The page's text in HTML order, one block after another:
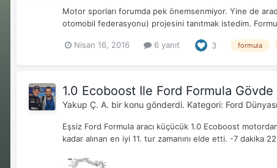
Motor sporları forumda pek önemsenmiyor. Yine de
otomobil federasyonu) projesini tanıtmak istedim.
Nisan 16, 2016 6 yanıt 3 formula
1.0 Ecoboost Ile Ford Formula Gövde
Yakup Ç. A. bir konu gönderdi. Kategori: Ford
Eşsiz Ford Formula aracı küçücük 1.0 Ecoboost
kadar alınan en iyi 11. tur zamanını elde etti. -7 dakika